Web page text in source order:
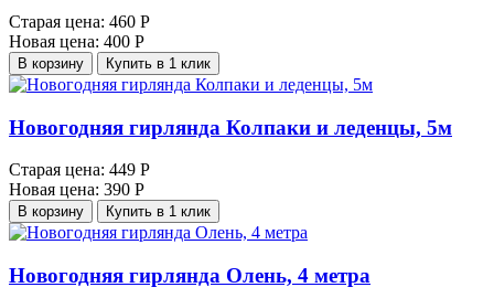
Старая цена: 460 Р
Новая цена: 400 Р
В корзину Купить в 1 клик
Новогодняя гирлянда Колпаки и леденцы, 5м
Старая цена: 449 Р
Новая цена: 390 Р
В корзину Купить в 1 клик
Новогодняя гирлянда Олень, 4 метра